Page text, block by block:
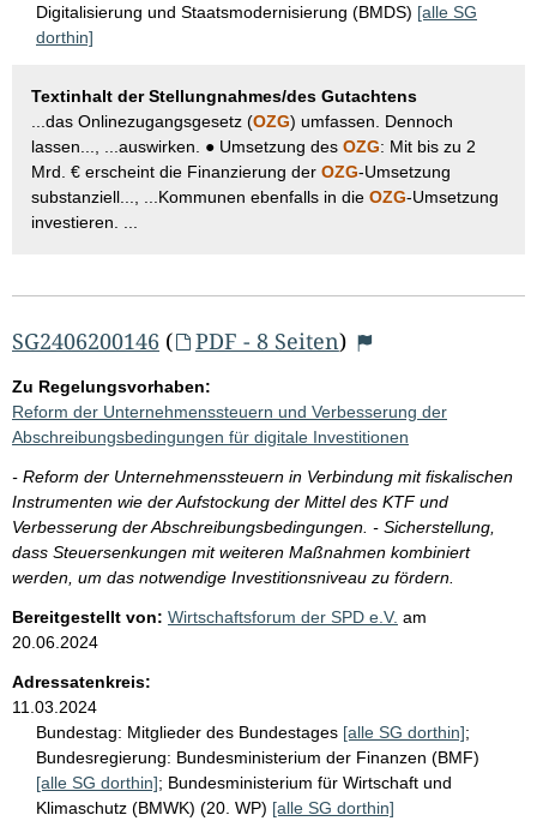
Digitalisierung und Staatsmodernisierung (BMDS) [alle SG
dorthin]
Textinhalt der Stellungnahmes/des Gutachtens
...das Onlinezugangsgesetz (OZG) umfassen. Dennoch
lassen..., ...auswirken. ● Umsetzung des OZG: Mit bis zu 2
Mrd. € erscheint die Finanzierung der OZG-Umsetzung
substanziell..., ...Kommunen ebenfalls in die OZG-Umsetzung
investieren. ...
SG2406200146 ( PDF - 8 Seiten)
Zu Regelungsvorhaben:
Reform der Unternehmenssteuern und Verbesserung der
Abschreibungsbedingungen für digitale Investitionen
- Reform der Unternehmenssteuern in Verbindung mit fiskalischen
Instrumenten wie der Aufstockung der Mittel des KTF und
Verbesserung der Abschreibungsbedingungen. - Sicherstellung,
dass Steuersenkungen mit weiteren Maßnahmen kombiniert
werden, um das notwendige Investitionsniveau zu fördern.
Bereitgestellt von: Wirtschaftsforum der SPD e.V. am
20.06.2024
Adressatenkreis:
11.03.2024
Bundestag: Mitglieder des Bundestages [alle SG dorthin];
Bundesregierung: Bundesministerium der Finanzen (BMF)
[alle SG dorthin]; Bundesministerium für Wirtschaft und
Klimaschutz (BMWK) (20. WP) [alle SG dorthin]